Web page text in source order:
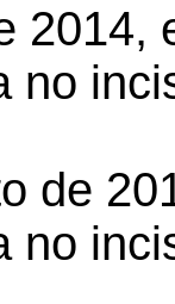
2014,
no
de
no